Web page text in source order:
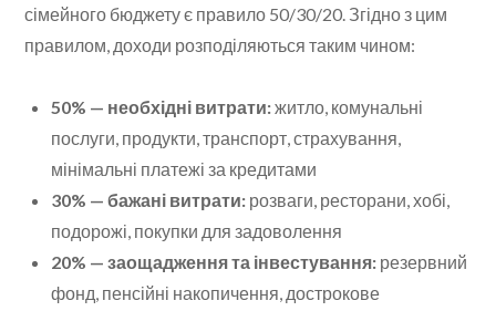
сімейного бюджету є правило 50/30/20. Згідно з цим
правилом, доходи розподіляються таким чином:
50% — необхідні витрати:житло, комунальні
послуги, продукти, транспорт, страхування,
мінімальні платежі за кредитами
30% — бажані витрати: розваги, ресторани, хобі,
подорожі, покупки для задоволення
20% — заощадження та інвестування: резервний
фонд, пенсійні накопичення, дострокове